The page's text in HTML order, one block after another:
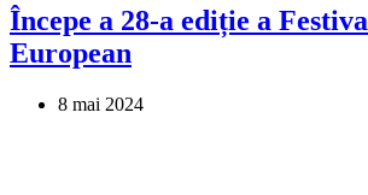
Începe a 28-a ediție a
European
8 mai 2024